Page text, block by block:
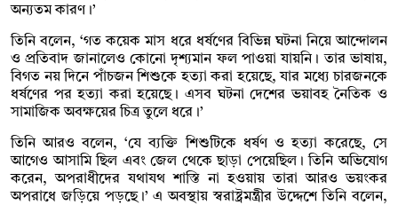
অন্যতম কারণ।’
তিনি বলেন, ‘গত কয়েক মাস ধরে ধর্ষণের বিভিন্ন ঘটনা নিয়ে আন্দোলন
ও প্রতিবাদ জানালেও কোনো দৃশ্যমান ফল পাওয়া যায়নি। তার ভাষায়,
বিগত নয় দিনে পাঁচজন শিশুকে হত্যা করা হয়েছে, যার মধ্যে চারজনকে
ধর্ষণের পর হত্যা করা হয়েছে। এসব ঘটনা দেশের ভয়াবহ নৈতিক ও
সামাজিক অবক্ষয়ের চিত্র তুলে ধরে।’
তিনি আরও বলেন, ‘যে ব্যক্তি শিশুটিকে ধর্ষণ ও হত্যা করেছে, সে
আগেও আসামি ছিল এবং জেল থেকে ছাড়া পেয়েছিল। তিনি অভিযোগ
করেন, অপরাধীদের যথাযথ শাস্তি না হওয়ায় তারা আরও ভয়ংকর
অপরাধে জড়িয়ে পড়ছে।’ এ অবস্থায় স্বরাষ্ট্রমন্ত্রীর উদ্দেশে তিনি বলেন,